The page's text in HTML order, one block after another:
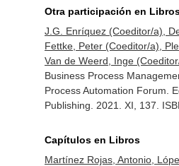
Otra participación en
J.G. Enríquez (Coeditor/a),
Fettke, Peter (Coeditor/a),
Van de Weerd, Inge
Business Process
Process Automation Forum.
Publishing. 2021. XI, 137.
Capítulos en Libros
Martínez Rojas, Antonio,